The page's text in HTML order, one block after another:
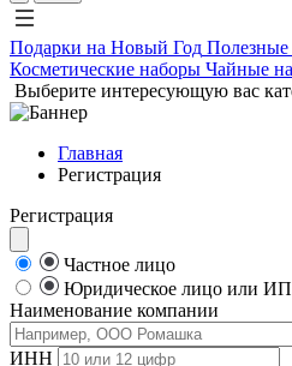
Подарки на Новый Год
Косметические наборы Чайные
Выберите интересующую вас
Главная
Регистрация
Регистрация
Частное лицо
Юридическое лицо или ИП
Наименование компании
ИНН